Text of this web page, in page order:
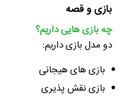
بازی و قصه
چه بازی هایی داریم؟
دو مدل بازی داریم:
بازی های هیجانی
بازی نقش پذیری